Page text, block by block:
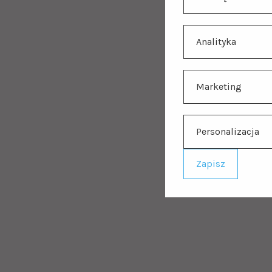
Analityka
Marketing
Personalizacja
Zapisz